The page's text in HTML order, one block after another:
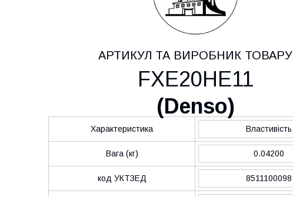
АРТИКУЛ ТА ВИРОБНИК ТОВАРУ
FXE20HE11
(Denso)
Характеристика Властивість
Вага (кг) 0.04200
код УКТЗЕД 8511100098